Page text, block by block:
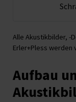
Alle Akustikbilder, -
Erler+Pless werden
Aufbau